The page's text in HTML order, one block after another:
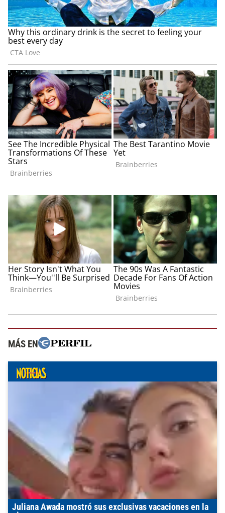
MÁS EN
Juliana Awada mostró sus exclusivas vacaciones en la